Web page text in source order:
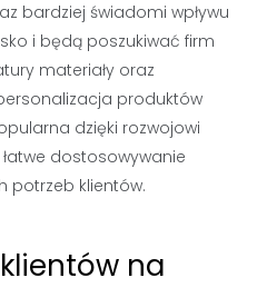
bardziej świadomi wpływu
i będą poszukiwać firm
materiały oraz
produktów
dzięki rozwojowi
dostosowywanie
potrzeb klientów.
na